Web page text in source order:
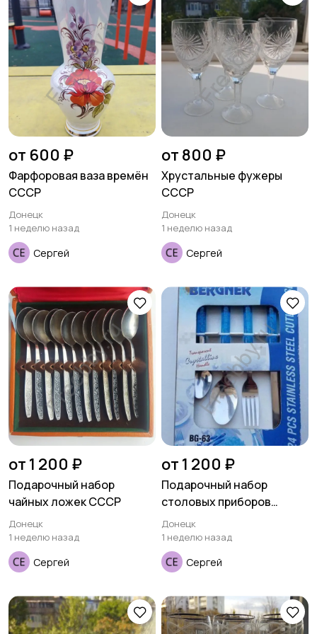
от 600 ₽
Фарфоровая ваза времён
СССР
Донецк
1 неделю назад
Сергей
от 800 ₽
Хрустальные фужеры
СССР
Донецк
1 неделю назад
Сергей
от 1 200 ₽
Подарочный набор
чайных ложек СССР
Донецк
1 неделю назад
Сергей
от 1 200 ₽
Подарочный набор
столовых приборов
BERGNER
Донецк
1 неделю назад
Сергей